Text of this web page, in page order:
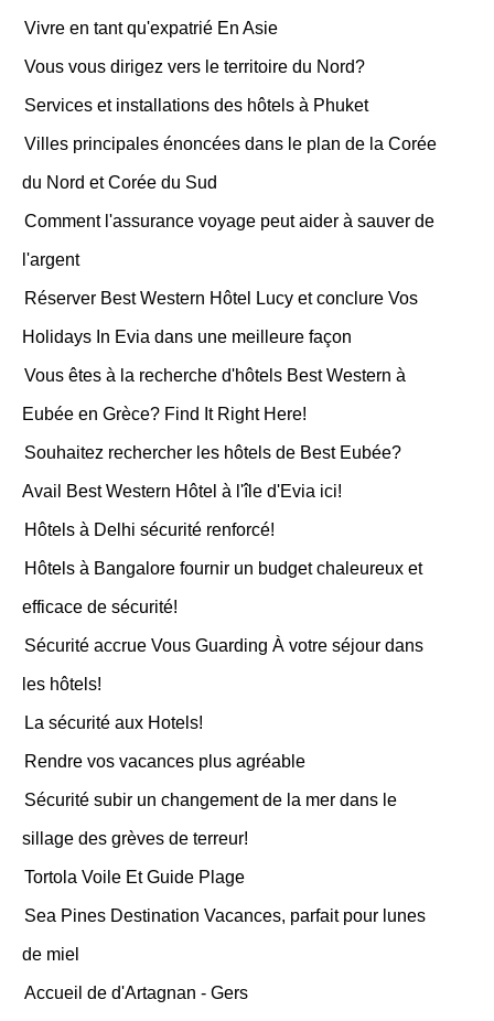
Vivre en tant qu'expatrié En Asie
Vous vous dirigez vers le territoire du Nord?
Services et installations des hôtels à Phuket
Villes principales énoncées dans le plan de la Corée
du Nord et Corée du Sud
Comment l'assurance voyage peut aider à sauver de
l'argent
Réserver Best Western Hôtel Lucy et conclure Vos
Holidays In Evia dans une meilleure façon
Vous êtes à la recherche d'hôtels Best Western à
Eubée en Grèce? Find It Right Here!
Souhaitez rechercher les hôtels de Best Eubée?
Avail Best Western Hôtel à l'île d'Evia ici!
Hôtels à Delhi sécurité renforcé!
Hôtels à Bangalore fournir un budget chaleureux et
efficace de sécurité!
Sécurité accrue Vous Guarding À votre séjour dans
les hôtels!
La sécurité aux Hotels!
Rendre vos vacances plus agréable
Sécurité subir un changement de la mer dans le
sillage des grèves de terreur!
Tortola Voile Et Guide Plage
Sea Pines Destination Vacances, parfait pour lunes
de miel
Accueil de d'Artagnan - Gers